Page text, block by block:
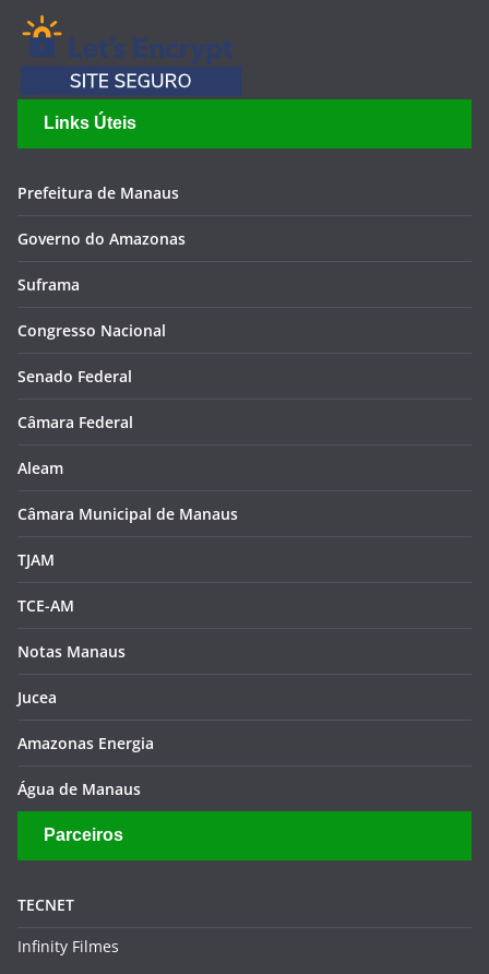
Links Úteis
Prefeitura de Manaus
Governo do Amazonas
Suframa
Congresso Nacional
Senado Federal
Câmara Federal
Aleam
Câmara Municipal de Manaus
TJAM
TCE-AM
Notas Manaus
Jucea
Amazonas Energia
Água de Manaus
Parceiros
TECNET
Infinity Filmes